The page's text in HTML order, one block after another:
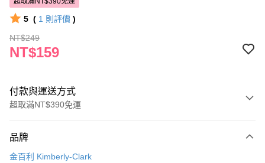
5 ( 1 則評價 )
NT$249
NT$159
付款與運送方式
超取滿NT$390免運
POYA支付
品牌
金百利 Kimberly-Clark